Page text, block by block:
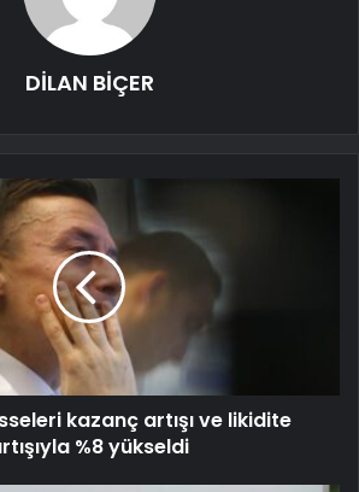
DİLAN BİÇER
kazanç artışı ve likidite
%8 yükseldi